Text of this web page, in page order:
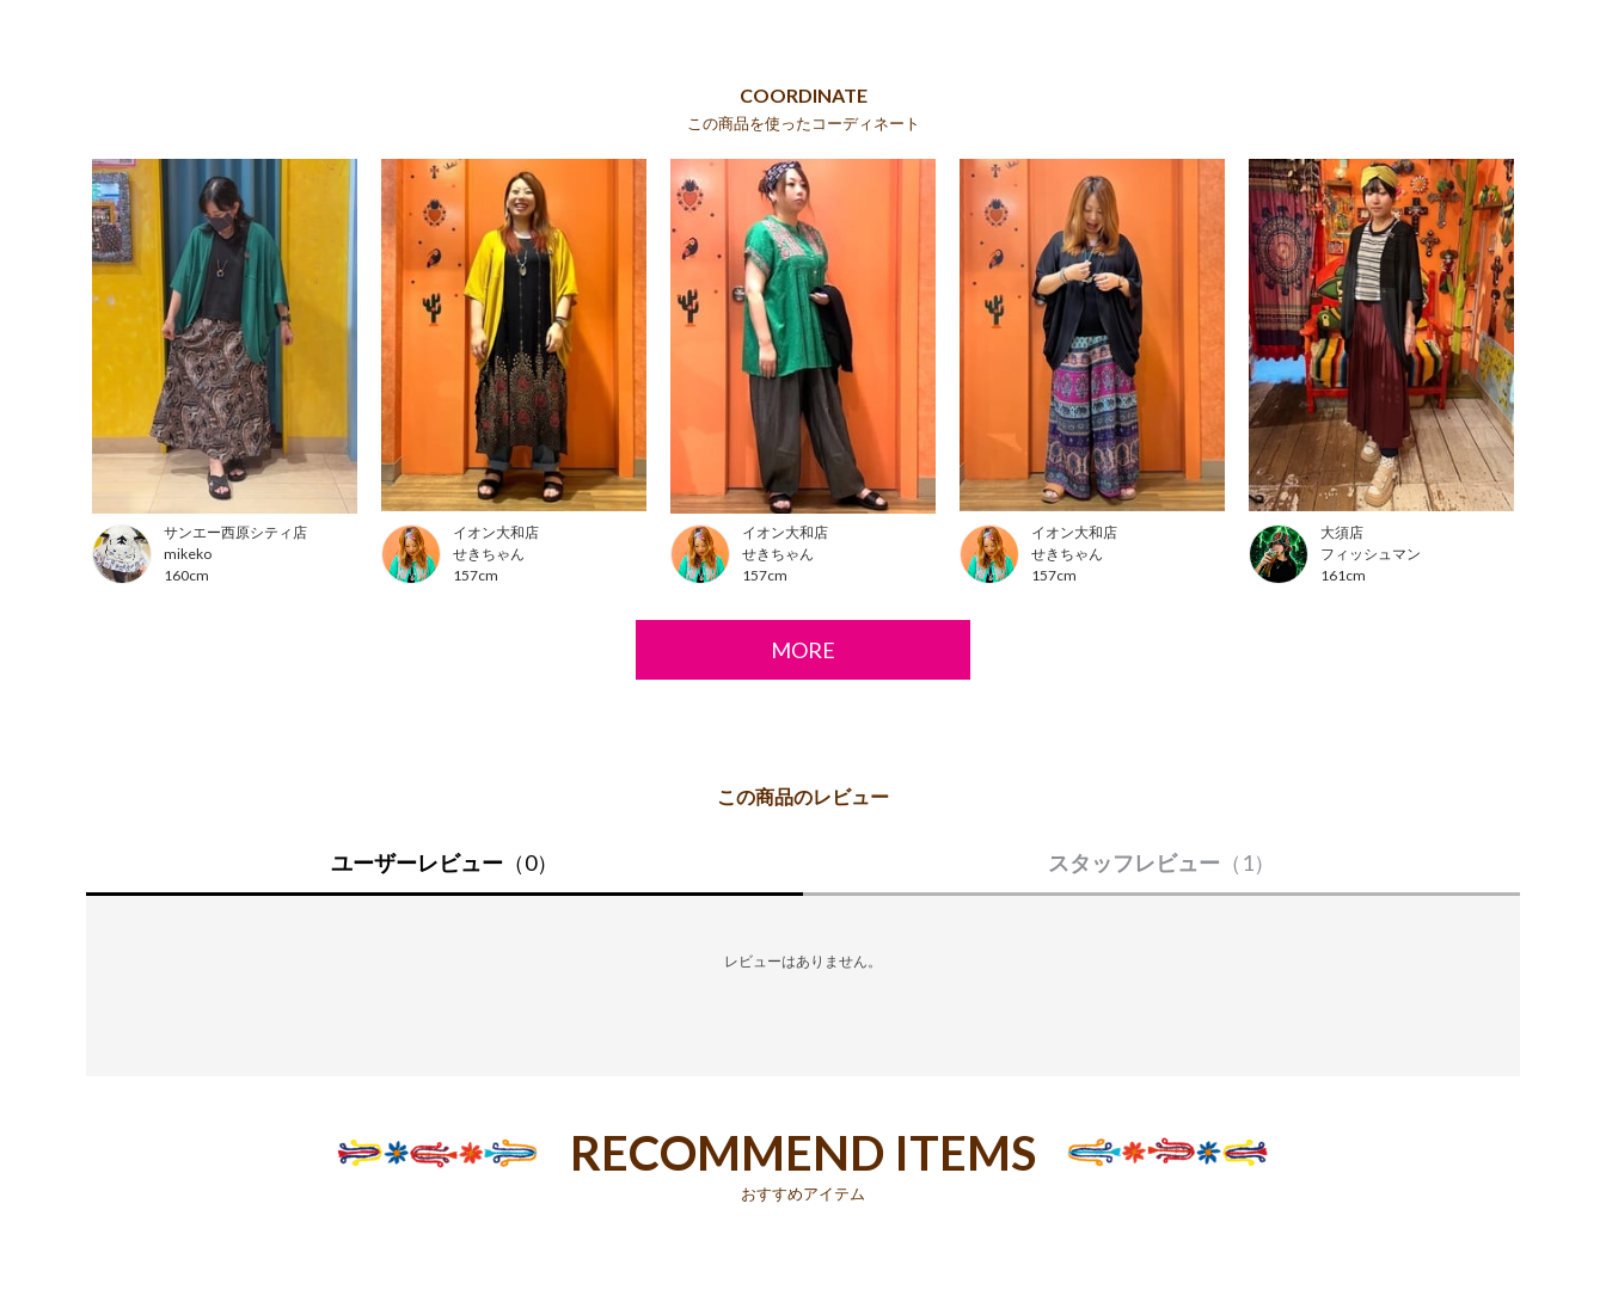
COORDINATE
この商品を使ったコーディネート
サンエー西原シティ店
mikeko
160cm
イオン大和店
せきちゃん
157cm
イオン大和店
せきちゃん
157cm
イオン大和店
せきちゃん
157cm
大須店
フィッシュマン
161cm
MORE
ユーザーレビュー （0） スタッフレビュー （1）
レビューはありません。
RECOMMEND ITEMS
おすすめアイテム